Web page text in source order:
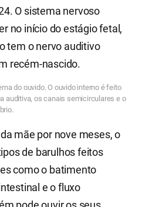
O sistema nervoso
no início do estágio fetal,
tem o nervo auditivo
recém-nascido.
do ouvido. O ouvido interno é feito
auditiva, os canais semicirculares e o
mãe por nove meses, o
de barulhos feitos
como o batimento
e o fluxo